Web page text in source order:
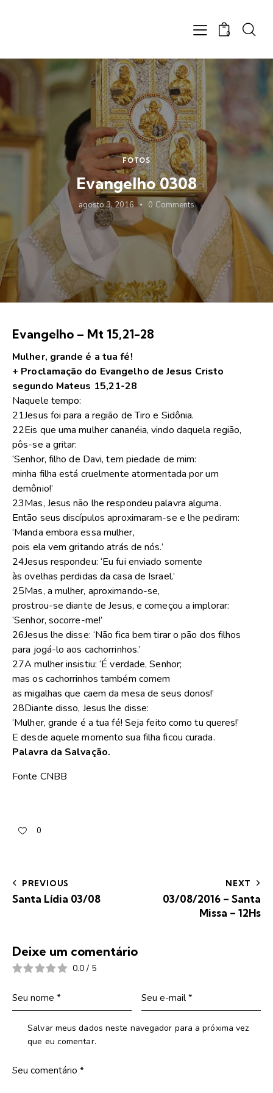
0
FOTOS
Evangelho 0308
agosto 3, 2016 0 Comments
Evangelho – Mt 15,21-28
Mulher, grande é a tua fé!
+ Proclamação do Evangelho de Jesus Cristo
segundo Mateus 15,21-28
Naquele tempo:
21Jesus foi para a região de Tiro e Sidônia.
22Eis que uma mulher cananéia, vindo daquela região,
pôs-se a gritar:
‘Senhor, filho de Davi, tem piedade de mim:
minha filha está cruelmente atormentada por um
demônio!’
23Mas, Jesus não lhe respondeu palavra alguma.
Então seus discípulos aproximaram-se e lhe pediram:
‘Manda embora essa mulher,
pois ela vem gritando atrás de nós.’
24Jesus respondeu: ‘Eu fui enviado somente
às ovelhas perdidas da casa de Israel.’
25Mas, a mulher, aproximando-se,
prostrou-se diante de Jesus, e começou a implorar:
‘Senhor, socorre-me!’
26Jesus lhe disse: ‘Não fica bem tirar o pão dos filhos
para jogá-lo aos cachorrinhos.’
27A mulher insistiu: ‘É verdade, Senhor;
mas os cachorrinhos também comem
as migalhas que caem da mesa de seus donos!’
28Diante disso, Jesus lhe disse:
‘Mulher, grande é a tua fé! Seja feito como tu queres!’
E desde aquele momento sua filha ficou curada.
Palavra da Salvação.
Fonte CNBB
0
PREVIOUS
Santa Lídia 03/08
NEXT
03/08/2016 – Santa
Missa – 12Hs
Deixe um comentário
0.0 / 5
Salvar meus dados neste navegador para a próxima vez
que eu comentar.